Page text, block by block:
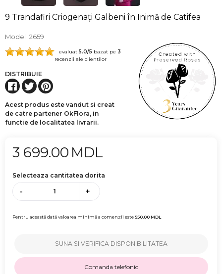
9 Trandafiri Criogenați Galbeni în Inimă de Catifea
Model 2659
evaluat 5.0/5 bazat pe 3
recenzii ale clientilor
DISTRIBUIE
Acest produs este vandut si creat
de catre partener OkFlora, in
functie de localitatea livrarii.
3 699.00 MDL
Selecteaza cantitatea dorita
- +
Pentru această dată valoarea minimă a comenzii este550.00MDL
SUNA SI VERIFICA DISPONIBILITATEA
Comanda telefonic